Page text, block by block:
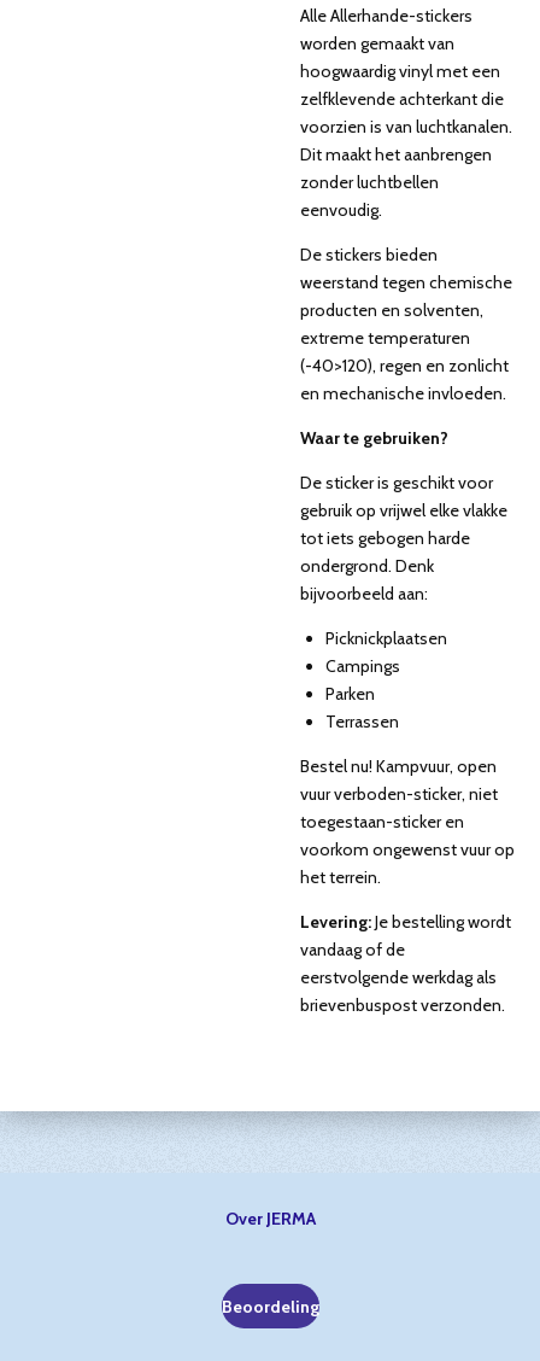
Alle Allerhande-stickers
worden gemaakt van
hoogwaardig vinyl met een
zelfklevende achterkant die
voorzien is van luchtkanalen.
Dit maakt het aanbrengen
zonder luchtbellen
eenvoudig.
De stickers bieden
weerstand tegen chemische
producten en solventen,
extreme temperaturen
(-40>120), regen en zonlicht
en mechanische invloeden.
Waar te gebruiken?
De sticker is geschikt voor
gebruik op vrijwel elke vlakke
tot iets gebogen harde
ondergrond. Denk
bijvoorbeeld aan:
Picknickplaatsen
Campings
Parken
Terrassen
Bestel nu! Kampvuur, open
vuur verboden-sticker, niet
toegestaan-sticker en
voorkom ongewenst vuur op
het terrein.
Levering:Je bestelling wordt
vandaag of de
eerstvolgende werkdag als
brievenbuspost verzonden.
Over JERMA
Beoordeling